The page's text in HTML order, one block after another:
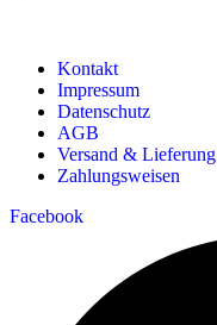
Kontakt
Impressum
Datenschutz
AGB
Versand & Lieferung
Zahlungsweisen
Facebook